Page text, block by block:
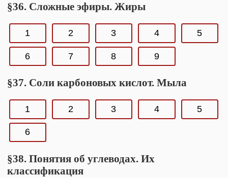
§36. Сложные эфиры. Жиры
1 2 3 4 5
6 7 8 9
§37. Соли карбоновых кислот. Мыла
1 2 3 4 5
6
§38. Понятия об углеводах. Их
классификация